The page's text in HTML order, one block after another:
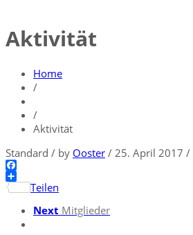
Aktivität
Home
/
/
Aktivität
Standard / by Ooster / 25. April 2017 /
Facebook
Teilen
Next Mitglieder